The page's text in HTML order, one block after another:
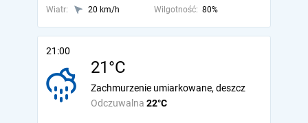
Wiatr:
20 km/h Wilgotność: 80%
21:00
21°C
Odczuwalna 22°C
Zachmurzenie umiarkowane, deszcz